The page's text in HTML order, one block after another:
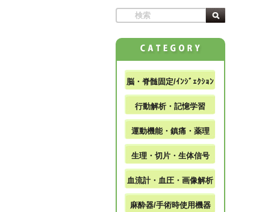
脳・脊髄固定/ｲﾝｼﾞｪｸｼｮﾝ
行動解析・記憶学習
運動機能・鎮痛・薬理
生理・切片・生体信号
血流計・血圧・画像解析
麻酔器/手術時使用機器